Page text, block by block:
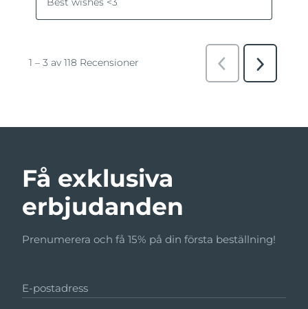
Få exklusiva
erbjudanden
Prenumerera och få 15% på din första beställning!
E-postadress